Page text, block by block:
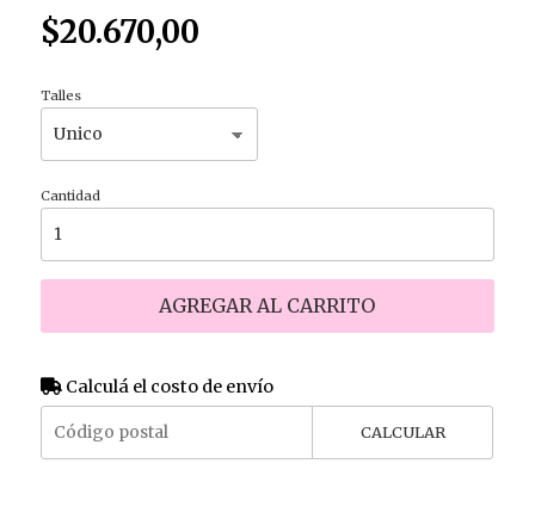
$20.670,00
Talles
Cantidad
AGREGAR AL CARRITO
Calculá el costo de envío
CALCULAR